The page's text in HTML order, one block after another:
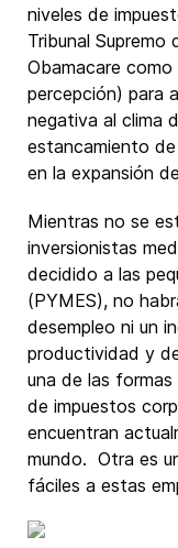
niveles de
Tribunal Supremo
Obamacare
percepción) para
negativa al clima
estancamiento de
en la expansión
Mientras no se
inversionistas
decidido a las
(PYMES), no
desempleo ni un
productividad y
una de las
de impuestos
encuentran
mundo. Otra es
fáciles a estas